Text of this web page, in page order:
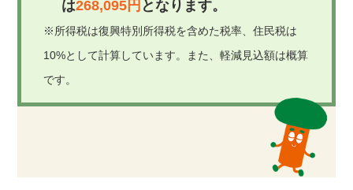
は268,095円 となります。
※所得税は復興特別所得税を含めた税率、住民税は
10%として計算しています。また、軽減見込額は概算
です。